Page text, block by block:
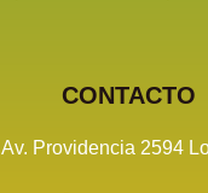
CONTACTO
Av. Providencia 2594